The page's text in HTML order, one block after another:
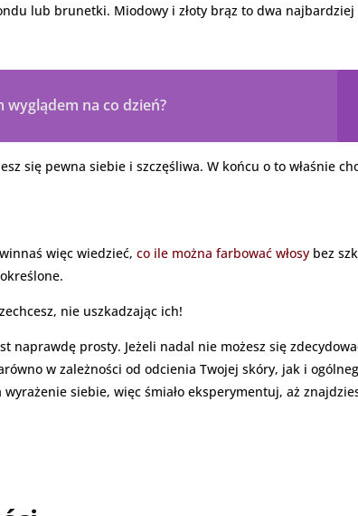
lub brunetki. Miodowy i złoty brąz to dwa najbardziej
wyglądem na co dzień?
się pewna siebie i szczęśliwa. W końcu o to właśnie
więc wiedzieć,co ile można farbować włosy bez
nie uszkadzając ich!
naprawdę prosty. Jeżeli nadal nie możesz się
w zależności od odcienia Twojej skóry, jak i
siebie, więc śmiało eksperymentuj, aż